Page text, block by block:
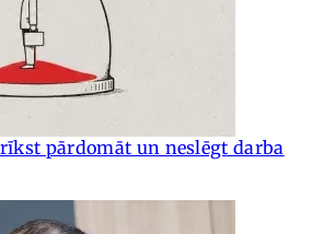
pārdomāt un neslēgt darba